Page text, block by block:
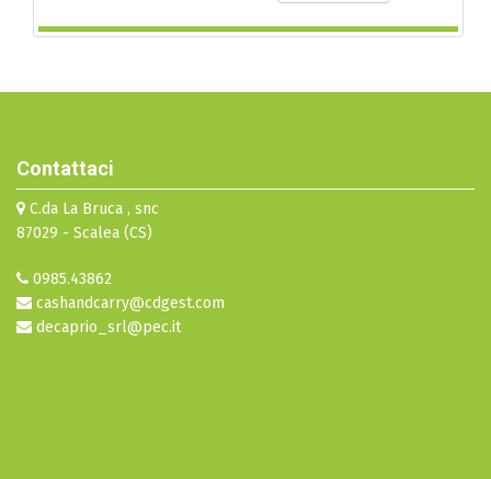
Contattaci
C.da La Bruca , snc
87029 - Scalea (CS)
0985.43862
cashandcarry@cdgest.com
decaprio_srl@pec.it